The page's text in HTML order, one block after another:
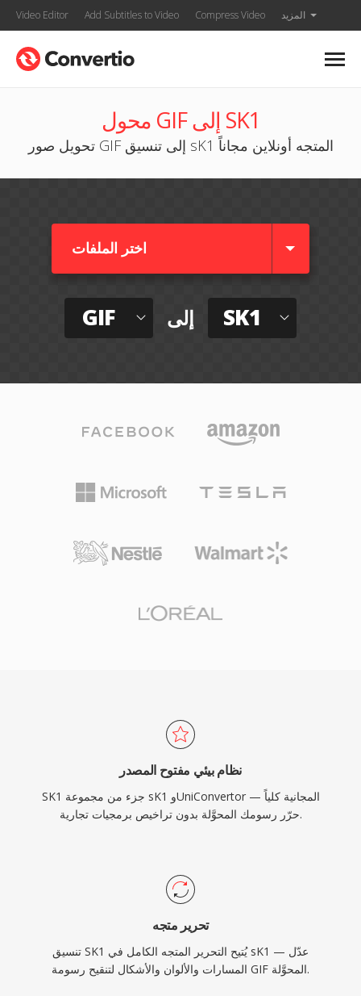
Video Editor Add Subtitles to Video Compress Video المزيد
محول GIF إلى SK1
تحويل صور GIF إلى تنسيق sK1 المتجه أونلاين مجاناً
اختر الملفات
GIF إلى SK1
نظام بيئي مفتوح المصدر
SK1 جزء من مجموعة sK1 وUniConvertor المجانية كلياً —
حرّر رسومك المحوَّلة بدون تراخيص برمجيات تجارية.
تحرير متجه
تنسيق SK1 يُتيح التحرير المتجه الكامل في sK1 — عدّل
المسارات والألوان والأشكال لتنقيح رسومة GIF المحوَّلة.